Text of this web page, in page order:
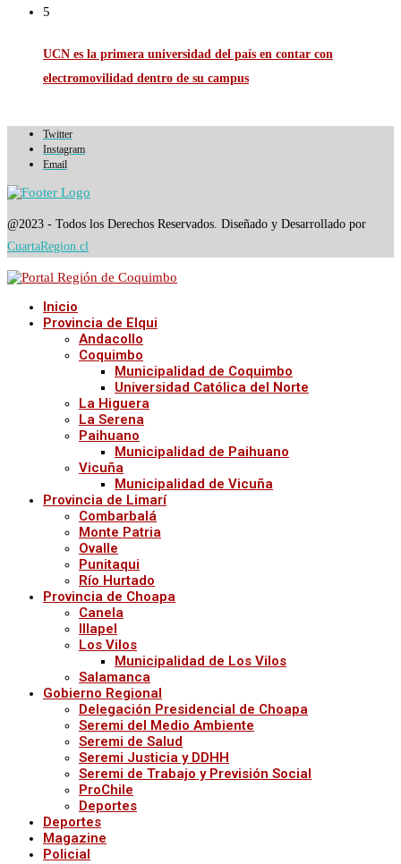
5
UCN es la primera universidad del país en contar con
electromovilidad dentro de su campus
Twitter
Instagram
Email
@2023 - Todos los Derechos Reservados. Diseñado y Desarrollado por
CuartaRegion.cl
Inicio
Provincia de Elqui
Andacollo
Coquimbo
Municipalidad de Coquimbo
Universidad Católica del Norte
La Higuera
La Serena
Paihuano
Municipalidad de Paihuano
Vicuña
Municipalidad de Vicuña
Provincia de Limarí
Combarbalá
Monte Patria
Ovalle
Punitaqui
Río Hurtado
Provincia de Choapa
Canela
Illapel
Los Vilos
Municipalidad de Los Vilos
Salamanca
Gobierno Regional
Delegación Presidencial de Choapa
Seremi del Medio Ambiente
Seremi de Salud
Seremi Justicia y DDHH
Seremi de Trabajo y Previsión Social
ProChile
Deportes
Deportes
Magazine
Policial